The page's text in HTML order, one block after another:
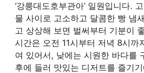
‘강릉대도호부관아’ 일원입니다.
물 사이로 고소하고 달콤한 빵 냄
고 상상해 보면 벌써부터 기분이
시간은 오전 11시부터 저녁 8시까
여 있어서, 낮에는 시원한 바다를
후에 들러 맛있는 디저트를 즐기